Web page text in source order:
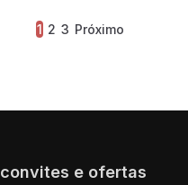
1 2 3 Próximo
e ofertas